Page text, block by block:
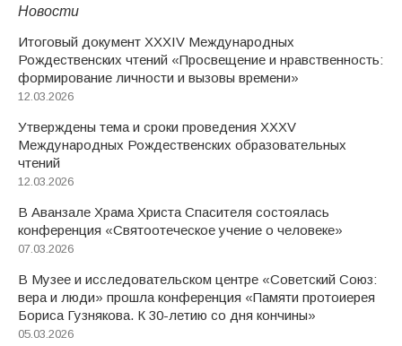
Новости
Итоговый документ XXХIV Международных
Рождественских чтений «Просвещение и нравственность:
формирование личности и вызовы времени»
12.03.2026
Утверждены тема и сроки проведения XXXV
Международных Рождественских образовательных
чтений
12.03.2026
В Аванзале Храма Христа Спасителя состоялась
конференция «Святоотеческое учение о человеке»
07.03.2026
В Музее и исследовательском центре «Советский Союз:
вера и люди» прошла конференция «Памяти протоиерея
Бориса Гузнякова. К 30-летию со дня кончины»
05.03.2026